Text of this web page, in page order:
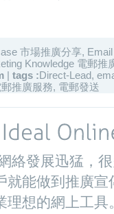
市場推廣分享,
Knowledge 電郵推
tags :Direct-Lead,
郵推廣服務, 電郵發送
發展迅猛，很
就能做到推廣
理想的網上